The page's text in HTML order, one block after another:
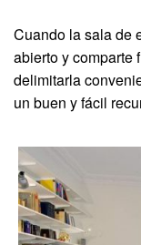
Cuando la sala de
abierto y comparte
delimitarla
un buen y fácil